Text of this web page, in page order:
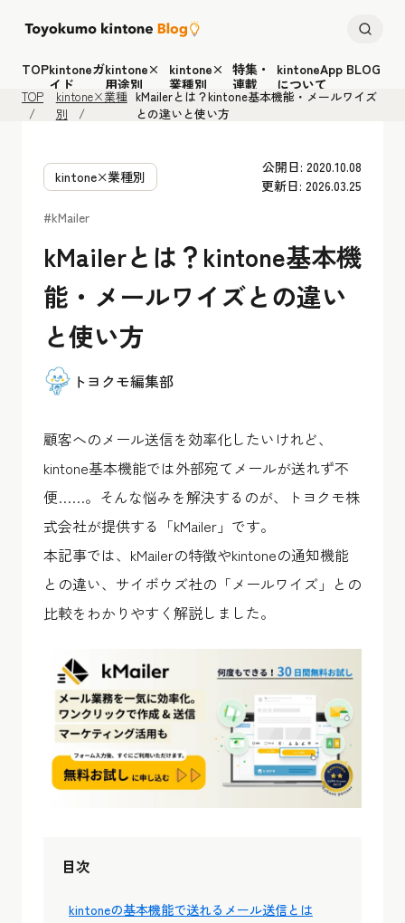
TOPkintoneガ
イド
kintone×
用途別
kintone×
業種別
特集・
連載
kintoneApp BLOG
について
TOP
kintone×業種
別
kMailerとは？kintone基本機能・メールワイズ
との違いと使い方
kintone×業種別
公開日: 2020.10.08
更新日: 2026.03.25
#kMailer
kMailerとは？kintone基本機
能・メールワイズとの違い
と使い方
トヨクモ編集部
顧客へのメール送信を効率化したいけれど、
kintone基本機能では外部宛てメールが送れず不
便……。そんな悩みを解決するのが、トヨクモ株
式会社が提供する「kMailer」です。
本記事では、kMailerの特徴やkintoneの通知機能
との違い、サイボウズ社の「メールワイズ」との
比較をわかりやすく解説しました。
目次
kintoneの基本機能で送れるメール送信とは